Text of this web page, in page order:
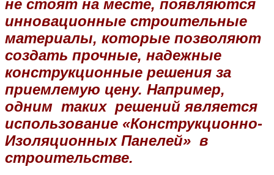
не стоят на месте, появляются
инновационные строительные
материалы, которые позволяют
создать прочные, надежные
конструкционные решения за
приемлемую цену. Например,
одним таких решений является
использование «Конструкционно-
Изоляционных Панелей» в
строительстве.